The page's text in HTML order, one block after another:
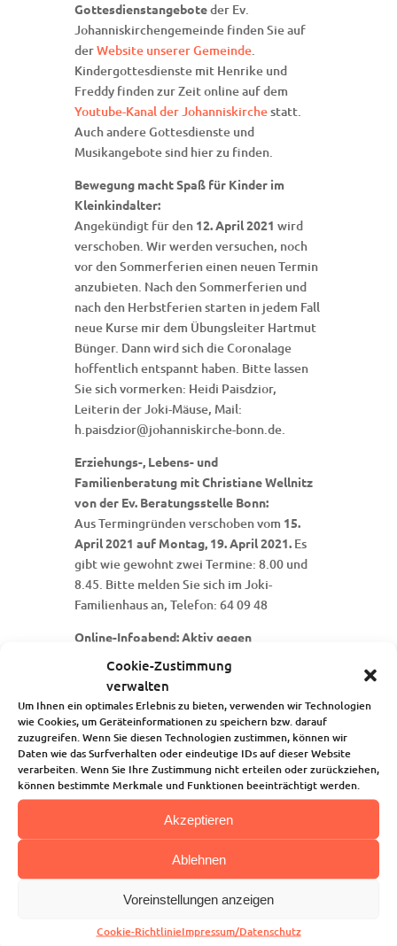
Cookie-Zustimmung
verwalten
Um Ihnen ein optimales Erlebnis zu bieten, verwenden wir Technologien
wie Cookies, um Geräteinformationen zu speichern bzw. darauf
zuzugreifen. Wenn Sie diesen Technologien zustimmen, können wir
Daten wie das Surfverhalten oder eindeutige IDs auf dieser Website
verarbeiten. Wenn Sie Ihre Zustimmung nicht erteilen oder zurückziehen,
können bestimmte Merkmale und Funktionen beeinträchtigt werden.
Akzeptieren
Ablehnen
Voreinstellungen anzeigen
Cookie-RichtlinieImpressum/Datenschutz
Gottesdienstangeboteder Ev.
Johanniskirchengemeinde finden Sie auf
derWebsite unserer Gemeinde.
Kindergottesdienste mit Henrike und
Freddy finden zur Zeit online auf dem
Youtube-Kanal der Johanniskirchestatt.
Auch andere Gottesdienste und
Musikangebote sind hier zu finden.
Bewegung macht Spaß für Kinder im
Kleinkindalter:
Angekündigt für den 12. April 2021 wird
verschoben. Wir werden versuchen, noch
vor den Sommerferien einen neuen Termin
anzubieten. Nach den Sommerferien und
nach den Herbstferien starten in jedem Fall
neue Kurse mir dem Übungsleiter Hartmut
Bünger. Dann wird sich die Coronalage
hoffentlich entspannt haben. Bitte lassen
Sie sich vormerken: Heidi Paisdzior,
Leiterin der Joki-Mäuse, Mail:
h.paisdzior@johanniskirche-bonn.de.
Erziehungs-, Lebens- und
Familienberatung mit Christiane Wellnitz
von der Ev. Beratungsstelle Bonn:
Aus Termingründen verschoben vom 15.
April 2021 auf Montag, 19. April 2021. Es
gibt wie gewohnt zwei Termine: 8.00 und
8.45. Bitte melden Sie sich im Joki-
Familienhaus an, Telefon: 64 09 48
Online-Infoabend: Aktiv gegen
sexualisierte Gewalt! 21. April 2021, 19.30
Referentin ist Erika Georg-Monney, sie ist
spezialisiert auf den Themenbereich
Kindesschutz. Sie informiert darüber, was
man zum Thema wissen sollte, was eine
Kirchengemeinde tun kann und wie alle
Menschen im Sozialraum gemeinsam Kinder
und Jugendliche vor sexualisierter Gewalt
schützen können.
Die Zugangsdaten bekommt man bei
Henrike Westphal,
henrike.westphal@ekir.de, Telefon 0177-